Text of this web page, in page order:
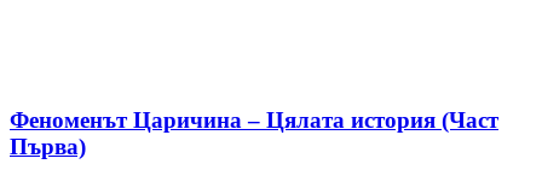
Феноменът Царичина – Цялата история (Част
Първа)